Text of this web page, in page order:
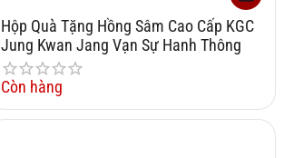
Hộp Quà Tặng Hồng Sâm Cao Cấp KGC
Jung Kwan Jang Vạn Sự Hanh Thông
Còn hàng